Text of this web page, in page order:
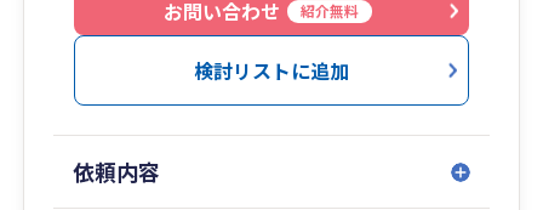
お問い合わせ
紹介無料
検討リストに追加
依頼内容